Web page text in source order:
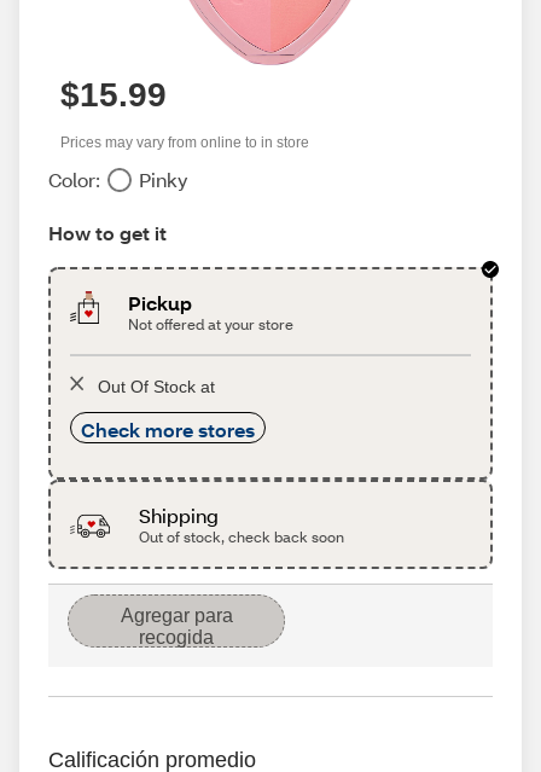
$15.99
Prices may vary from online to in store
Color: Pinky
How to get it
Pickup
Not offered at your store
Out Of Stock at
Check more stores
Shipping
Out of stock, check back soon
Agregar para
recogida
Calificación promedio